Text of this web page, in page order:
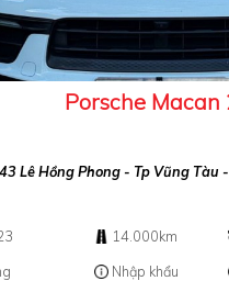
Porsche Macan
Lê Hồng Phong - Tp Vũng Tàu
14.000km
Nhập khẩu